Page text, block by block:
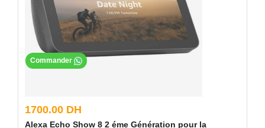
1700.00 DH
Alexa Echo Show 8 2 éme Génération pour la
Commander